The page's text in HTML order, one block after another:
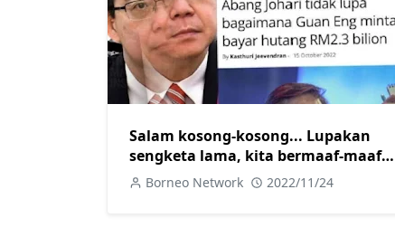
Salam kosong-kosong... Lupakan
sengketa lama, kita bermaaf-maafan
demi Malaysia, Guan Eng
Borneo Network 2022/11/24